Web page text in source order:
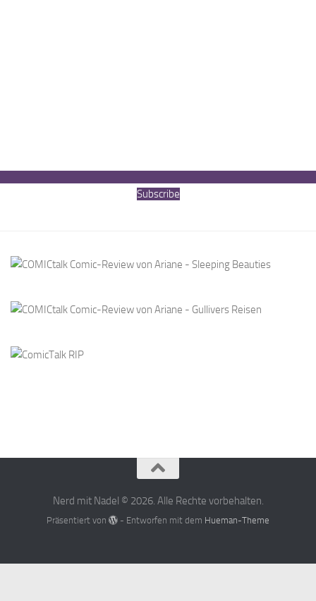
Subscribe
Nerd mit Nadel © 2026. Alle Rechte vorbehalten.
Präsentiert von - Entworfen mit dem Hueman-Theme